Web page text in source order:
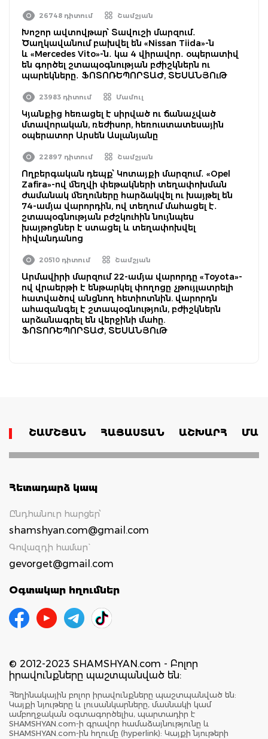
26748 դիտում Շամշյան
Խոշոր ավտովթար՝ Տավուշի մարզում․
Ծաղկավանում բախվել են «Nissan Tiida»-ն
և «Mercedes Vito»-ն․ կա 4 վիրավոր․ օպերատիվ
են գործել շտապօգնության բժիշկներն ու
պարեկները․ ՖՈՏՈՌԵՊՈՐՏԱԺ, ՏԵՍԱՆՅՈւԹ
23983 դիտում Մամուլ
Կյանքից հեռացել է սիրված ու ճանաչված
մտավորական, ռեժիսոր, հեռուստատեսային
օպերատոր Արսեն Ասլանյանը
22897 դիտում Շամշյան
Ողբերգական դեպք՝ Կոտայքի մարզում․ «Opel
Zafira»-ով մեղվի փեթակների տեղափոխման
ժամանակ մեղուները հարձակվել ու խայթել են
74-ամյա վարորդին, ով տեղում մահացել է․
շտապօգնության բժշկուհին նույնպես
խայթոցներ է ստացել և տեղափոխվել
հիվանդանոց
20510 դիտում Շամշյան
Արմավիրի մարզում 22-ամյա վարորդը «Toyota»-
ով վրաերթի է ենթարկել փողոցը չթույլատրելի
հատվածով անցնող հետիոտնին. վարորդն
ահազանգել է շտապօգնություն, բժիշկներն
արձանագրել են վերջինի մահը.
ՖՈՏՈՌԵՊՈՐՏԱԺ, ՏԵՍԱՆՅՈւԹ
ՇԱՄՇՅԱՆ ՀԱՅԱՍՏԱՆ ԱՇԽԱՐՀ
Հետադարձ կապ
Ընդհանուր հարցեր՝
shamshyan.com@gmail.com
Գովազդի համար`
gevorget@gmail.com
Օգտակար հղումներ
© 2012-2023 SHAMSHYAN.com - Բոլոր
իրավունքները պաշտպանված են:
Հեղինակային բոլոր իրավունքները պաշտպանված են:
Կայքի նյութերը և լուսանկարները, մասնակի կամ
ամբողջական օգտագործելիս, պարտադիր է
SHAMSHYAN.com-ի գրավոր համաձայնությունը և
SHAMSHYAN.com-ին հղումը (hyperlink): Կայքի նյութերի